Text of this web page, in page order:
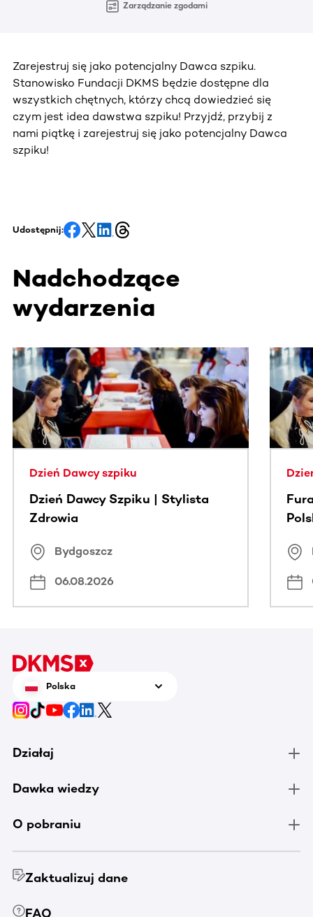
Zarządzanie zgodami
Zarejestruj się jako potencjalny Dawca szpiku.
Stanowisko Fundacji DKMS będzie dostępne dla
wszystkich chętnych, którzy chcą dowiedzieć się
czym jest idea dawstwa szpiku! Przyjdź, przybij z
nami piątkę i zarejestruj się jako potencjalny Dawca
szpiku!
Udostępnij:
Nadchodzące
wydarzenia
Ta sekcja zawiera treści przewijane w poziomie. Użyj
Dzień Dawcy szpiku
Dzień Dawcy Szpiku | Stylista
Zdrowia
Bydgoszcz
06.08.2026
Polska
Działaj
Dawka wiedzy
O pobraniu
Zaktualizuj dane
FAQ